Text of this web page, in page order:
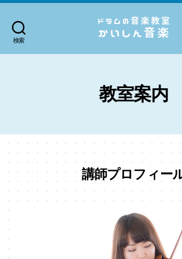
検索
の
音
室
か
い
し
ん
音
楽
教室案内
講師プロフィー